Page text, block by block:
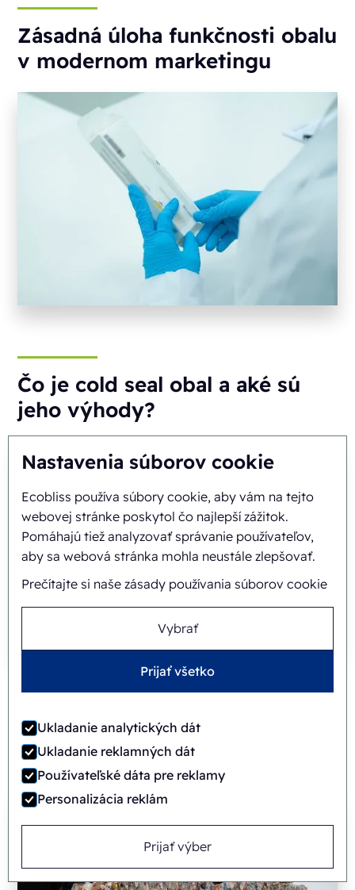
Nastavenia súborov cookie
Ecobliss používa súbory cookie, aby vám na tejto
webovej stránke poskytol čo najlepší zážitok.
Pomáhajú tiež analyzovať správanie používateľov,
aby sa webová stránka mohla neustále zlepšovať.
Prečítajte si naše zásady používania súborov cookie
Vybrať
Prijať všetko
Ukladanie analytických dát
Ukladanie reklamných dát
Používateľské dáta pre reklamy
Personalizácia reklám
Prijať výber
Zásadná úloha funkčnosti obalu
v modernom marketingu
Čo je cold seal obal a aké sú
jeho výhody?
Recyklácia plastov: problémy a
riešenia